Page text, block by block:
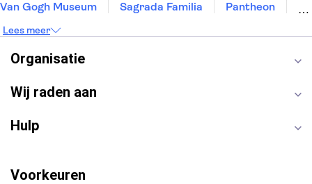
Van Gogh Museum
Sagrada Familia
Pantheon
Keukenhof
ARTIS
Edinburgh Castle
Alcatraz
Park Güell
Antelope Canyon
Lees meer
Organisatie
Wij raden aan
Hulp
Voorkeuren